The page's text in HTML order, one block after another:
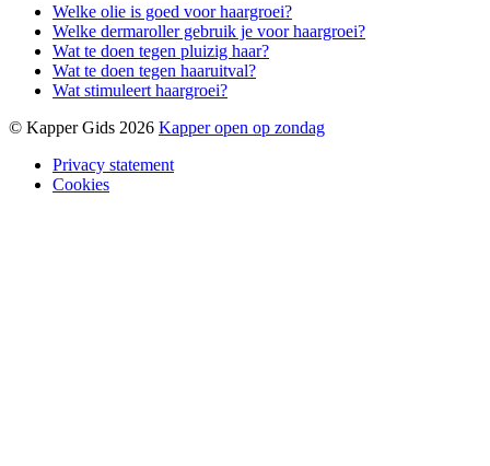
Welke olie is goed voor haargroei?
Welke dermaroller gebruik je voor haargroei?
Wat te doen tegen pluizig haar?
Wat te doen tegen haaruitval?
Wat stimuleert haargroei?
© Kapper Gids 2026 Kapper open op zondag
Privacy statement
Cookies